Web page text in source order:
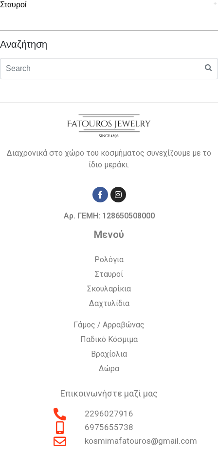
Σταυροί
Αναζήτηση
Διαχρονικά στο χώρο του κοσμήματος συνεχίζουμε με το
ίδιο μεράκι.
Αρ. ΓΕΜΗ: 128650508000
Μενού
Ρολόγια
Σταυροί
Σκουλαρίκια
Δαχτυλίδια
Γάμος / Αρραβώνας
Παδικό Κόσμιμα
Βραχίολια
Δώρα
Επικοινωνήστε μαζί μας
2296027916
6975655738
kosmimafatouros@gmail.com